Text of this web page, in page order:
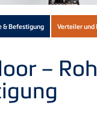
& Befestigung Verteiler und
–